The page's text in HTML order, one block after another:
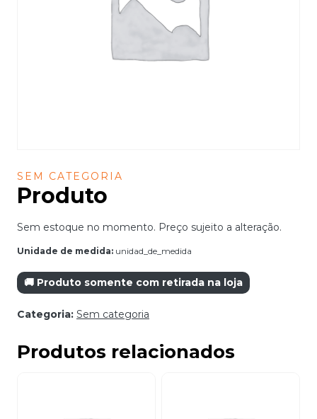
SEM CATEGORIA
Produto
Sem estoque no momento. Preço sujeito a alteração.
Unidade de medida: unidad_de_medida
🚚 Produto somente com retirada na loja
Categoria: Sem categoria
Produtos relacionados